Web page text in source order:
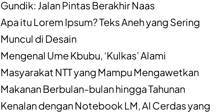
Gundik: Jalan Pintas Berakhir Naas
Apa itu Lorem Ipsum? Teks Aneh yang Sering
Muncul di Desain
Mengenal Ume Kbubu, ‘Kulkas’ Alami
Masyarakat NTT yang Mampu Mengawetkan
Makanan Berbulan-bulan hingga Tahunan
Kenalan dengan Notebook LM, AI Cerdas yang